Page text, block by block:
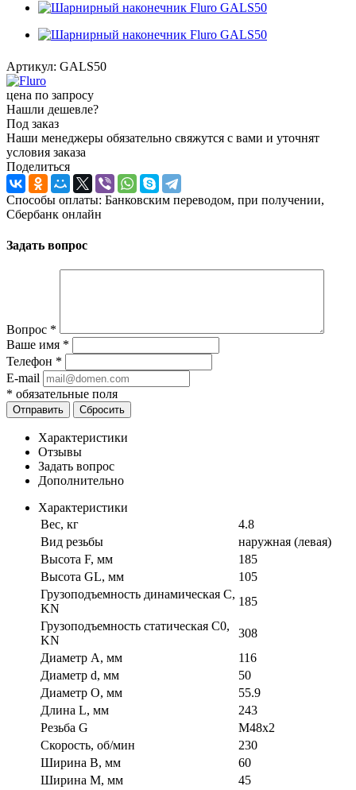
Артикул: GALS50
цена по запросу
Нашли дешевле?
Под заказ
Наши менеджеры обязательно свяжутся с вами и уточнят
условия заказа
Поделиться
Способы оплаты: Банковским переводом, при получении,
Сбербанк онлайн
Задать вопрос
Вопрос *
Ваше имя *
Телефон *
E-mail
* обязательные поля
Отправить Сбросить
Характеристики
Отзывы
Задать вопрос
Дополнительно
Характеристики
Вес, кг
4.8
Вид резьбы
наружная (левая)
Высота F, мм
185
Высота GL, мм
105
Грузоподъемность динамическая C,
KN
185
Грузоподъемность статическая C0,
KN
308
Диаметр A, мм
116
Диаметр d, мм
50
Диаметр O, мм
55.9
Длина L, мм
243
Резьба G
M48x2
Скорость, об/мин
230
Ширина B, мм
60
Ширина M, мм
45